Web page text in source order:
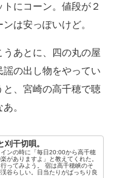
にコーン。値段が２
は安っぽいけど。
うあとに、四の丸の屋
の出し物をやってい
、宮崎の高千穂で聴
。
刈干切唄。
ンの時に「毎日20:00から高千穂
がありますよ」と教えてくれた。
ってみよう。 宿は高千穂峡のそ
谷らしい。日当たりがばっちり良